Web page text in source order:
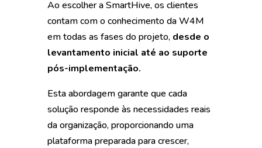
Ao escolher a SmartHive, os clientes
contam com o conhecimento da W4M
em todas as fases do projeto, desde o
levantamento inicial até ao suporte
pós-implementação.
Esta abordagem garante que cada
solução responde às necessidades reais
da organização, proporcionando uma
plataforma preparada para crescer,